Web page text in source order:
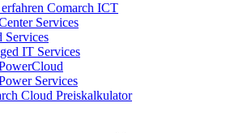
Comarch ICT
Services
Services
IT Services
Services
Cloud Preiskalkulator